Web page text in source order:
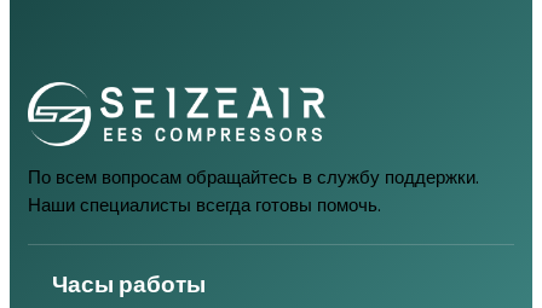
По всем вопросам обращайтесь в службу поддержки.
Наши специалисты всегда готовы помочь.
Часы работы